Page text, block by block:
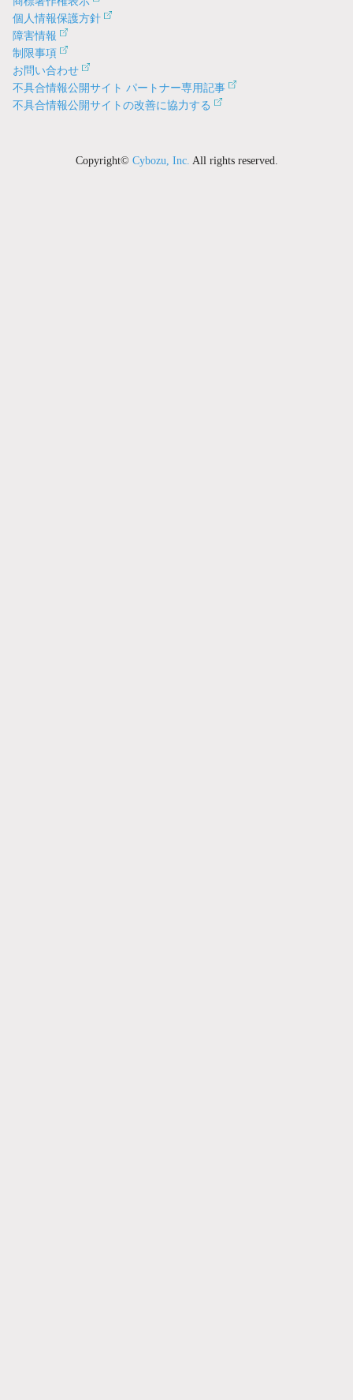
個人情報保護方針
障害情報
制限事項
お問い合わせ
不具合情報公開サイト パートナー専用記事
不具合情報公開サイトの改善に協力する
Copyright© Cybozu, Inc. All rights reserved.